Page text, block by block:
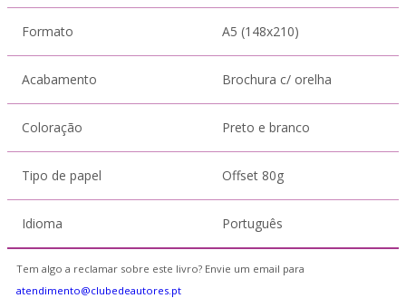
Formato A5 (148x210)
Acabamento Brochura c/ orelha
Coloração Preto e branco
Tipo de papel Offset 80g
Idioma Português
Tem algo a reclamar sobre este livro? Envie um email para
atendimento@clubedeautores.pt